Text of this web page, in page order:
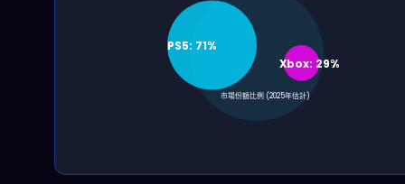
PS5: 71%
Xbox: 29%
市場份額比例 (2025年估計)